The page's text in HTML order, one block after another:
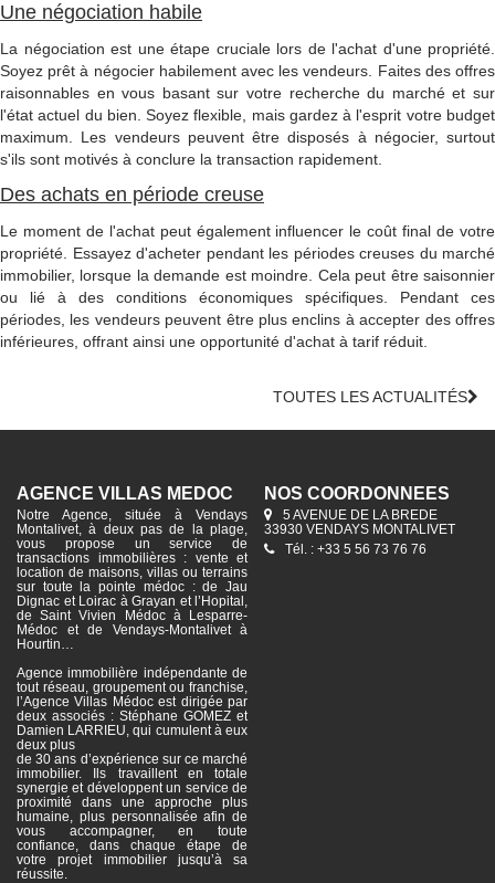
Une négociation habile
La négociation est une étape cruciale lors de l'achat d'une propriété.
Soyez prêt à négocier habilement avec les vendeurs. Faites des offres
raisonnables en vous basant sur votre recherche du marché et sur
l'état actuel du bien. Soyez flexible, mais gardez à l'esprit votre budget
maximum. Les vendeurs peuvent être disposés à négocier, surtout
s'ils sont motivés à conclure la transaction rapidement.
Des achats en période creuse
Le moment de l'achat peut également influencer le coût final de votre
propriété. Essayez d'acheter pendant les périodes creuses du marché
immobilier, lorsque la demande est moindre. Cela peut être saisonnier
ou lié à des conditions économiques spécifiques. Pendant ces
périodes, les vendeurs peuvent être plus enclins à accepter des offres
inférieures, offrant ainsi une opportunité d'achat à tarif réduit.
TOUTES LES ACTUALITÉS
AGENCE VILLAS MÉDOC
Notre Agence, située à Vendays
Montalivet, à deux pas de la plage,
vous propose un service de
transactions immobilières : vente et
location de maisons, villas ou terrains
sur toute la pointe médoc : de Jau
Dignac et Loirac à Grayan et l’Hopital,
de Saint Vivien Médoc à Lesparre-
Médoc et de Vendays-Montalivet à
Hourtin…
Agence immobilière indépendante de
tout réseau, groupement ou franchise,
l’Agence Villas Médoc est dirigée par
deux associés : Stéphane GOMEZ et
Damien LARRIEU, qui cumulent à eux
deux plus
de 30 ans d’expérience sur ce marché
immobilier. Ils travaillent en totale
synergie et développent un service de
proximité dans une approche plus
humaine, plus personnalisée afin de
vous accompagner, en toute
confiance, dans chaque étape de
votre projet immobilier jusqu’à sa
réussite.
NOS COORDONNÉES
5 AVENUE DE LA BREDE
33930 VENDAYS MONTALIVET
Tél. : +33 5 56 73 76 76